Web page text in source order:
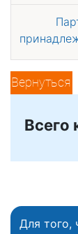
Вернуться
Всего
Для того,